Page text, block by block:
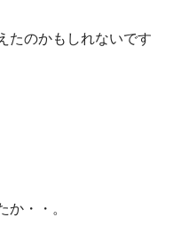
たのかもしれないです
か・・。